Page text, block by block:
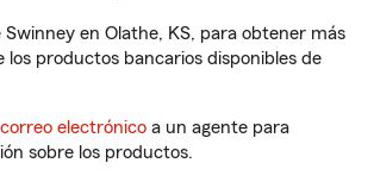
Swinney en Olathe, KS, para obtener más
los productos bancarios disponibles de
electrónico a un agente para
sobre los productos.